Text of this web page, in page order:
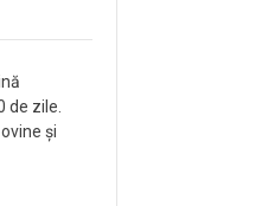
de zile.
și